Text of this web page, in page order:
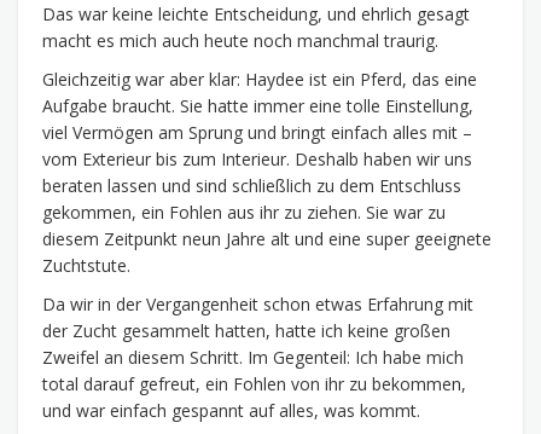
Das war keine leichte Entscheidung, und ehrlich gesagt
macht es mich auch heute noch manchmal traurig.
Gleichzeitig war aber klar: Haydee ist ein Pferd, das eine
Aufgabe braucht. Sie hatte immer eine tolle Einstellung,
viel Vermögen am Sprung und bringt einfach alles mit –
vom Exterieur bis zum Interieur. Deshalb haben wir uns
beraten lassen und sind schließlich zu dem Entschluss
gekommen, ein Fohlen aus ihr zu ziehen. Sie war zu
diesem Zeitpunkt neun Jahre alt und eine super geeignete
Zuchtstute.
Da wir in der Vergangenheit schon etwas Erfahrung mit
der Zucht gesammelt hatten, hatte ich keine großen
Zweifel an diesem Schritt. Im Gegenteil: Ich habe mich
total darauf gefreut, ein Fohlen von ihr zu bekommen,
und war einfach gespannt auf alles, was kommt.